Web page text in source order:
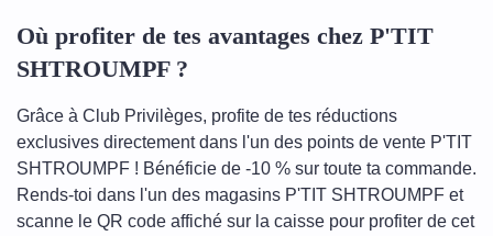
Où profiter de tes avantages chez P'TIT
SHTROUMPF ?
Grâce à Club Privilèges, profite de tes réductions
exclusives directement dans l'un des points de vente P'TIT
SHTROUMPF ! Bénéficie de -10 % sur toute ta commande.
Rends-toi dans l'un des magasins P'TIT SHTROUMPF et
scanne le QR code affiché sur la caisse pour profiter de cet